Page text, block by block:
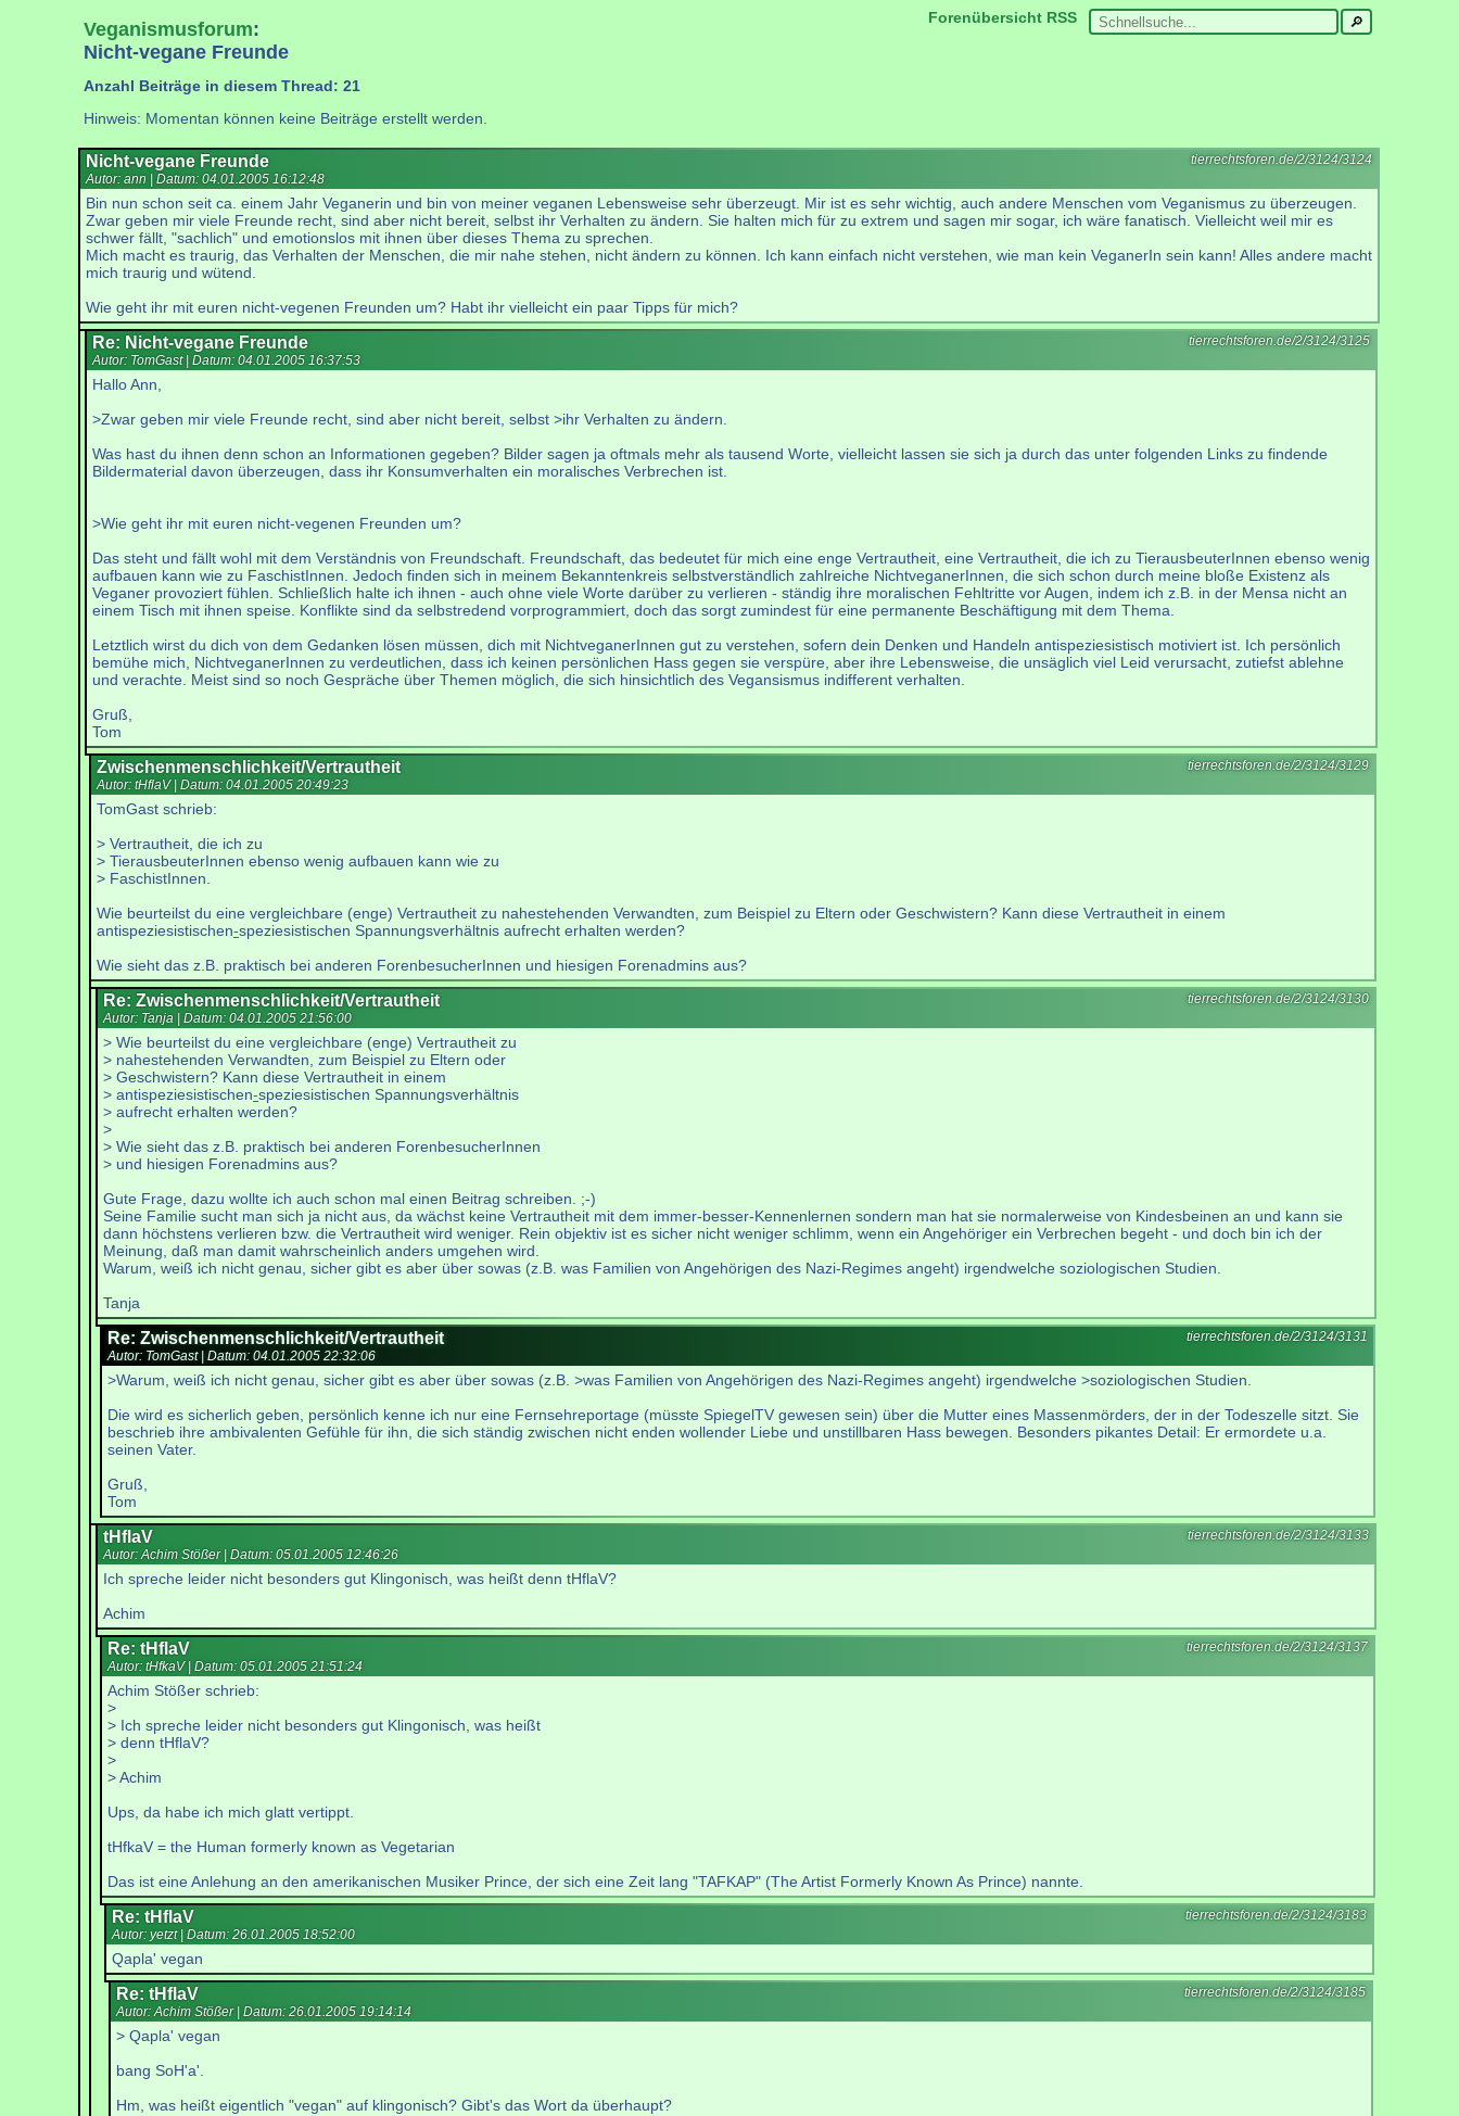
Forenübersicht RSS
Veganismusforum:
Nicht-vegane Freunde
Anzahl Beiträge in diesem Thread: 21
Hinweis: Momentan können keine Beiträge erstellt werden.
tierrechtsforen.de/2/3124/3124
Nicht-vegane Freunde
Autor: ann | Datum: 04.01.2005 16:12:48
Bin nun schon seit ca. einem Jahr Veganerin und bin von meiner veganen Lebensweise sehr überzeugt. Mir ist es sehr wichtig, auch andere Menschen vom Veganismus zu überzeugen.
Zwar geben mir viele Freunde recht, sind aber nicht bereit, selbst ihr Verhalten zu ändern. Sie halten mich für zu extrem und sagen mir sogar, ich wäre fanatisch. Vielleicht weil mir es
schwer fällt, "sachlich" und emotionslos mit ihnen über dieses Thema zu sprechen.
Mich macht es traurig, das Verhalten der Menschen, die mir nahe stehen, nicht ändern zu können. Ich kann einfach nicht verstehen, wie man kein VeganerIn sein kann! Alles andere macht
mich traurig und wütend.
Wie geht ihr mit euren nicht-vegenen Freunden um? Habt ihr vielleicht ein paar Tipps für mich?
tierrechtsforen.de/2/3124/3125
Re: Nicht-vegane Freunde
Autor: TomGast | Datum: 04.01.2005 16:37:53
Hallo Ann,
>Zwar geben mir viele Freunde recht, sind aber nicht bereit, selbst >ihr Verhalten zu ändern.
Was hast du ihnen denn schon an Informationen gegeben? Bilder sagen ja oftmals mehr als tausend Worte, vielleicht lassen sie sich ja durch das unter folgenden Links zu findende
Bildermaterial davon überzeugen, dass ihr Konsumverhalten ein moralisches Verbrechen ist.
>Wie geht ihr mit euren nicht-vegenen Freunden um?
Das steht und fällt wohl mit dem Verständnis von Freundschaft. Freundschaft, das bedeutet für mich eine enge Vertrautheit, eine Vertrautheit, die ich zu TierausbeuterInnen ebenso wenig
aufbauen kann wie zu FaschistInnen. Jedoch finden sich in meinem Bekanntenkreis selbstverständlich zahlreiche NichtveganerInnen, die sich schon durch meine bloße Existenz als
Veganer provoziert fühlen. Schließlich halte ich ihnen - auch ohne viele Worte darüber zu verlieren - ständig ihre moralischen Fehltritte vor Augen, indem ich z.B. in der Mensa nicht an
einem Tisch mit ihnen speise. Konflikte sind da selbstredend vorprogrammiert, doch das sorgt zumindest für eine permanente Beschäftigung mit dem Thema.
Letztlich wirst du dich von dem Gedanken lösen müssen, dich mit NichtveganerInnen gut zu verstehen, sofern dein Denken und Handeln antispeziesistisch motiviert ist. Ich persönlich
bemühe mich, NichtveganerInnen zu verdeutlichen, dass ich keinen persönlichen Hass gegen sie verspüre, aber ihre Lebensweise, die unsäglich viel Leid verursacht, zutiefst ablehne
und verachte. Meist sind so noch Gespräche über Themen möglich, die sich hinsichtlich des Vegansismus indifferent verhalten.
Gruß,
Tom
tierrechtsforen.de/2/3124/3129
Zwischenmenschlichkeit/Vertrautheit
Autor: tHflaV | Datum: 04.01.2005 20:49:23
TomGast schrieb:
> Vertrautheit, die ich zu
> TierausbeuterInnen ebenso wenig aufbauen kann wie zu
> FaschistInnen.
Wie beurteilst du eine vergleichbare (enge) Vertrautheit zu nahestehenden Verwandten, zum Beispiel zu Eltern oder Geschwistern? Kann diese Vertrautheit in einem
antispeziesistischen-speziesistischen Spannungsverhältnis aufrecht erhalten werden?
Wie sieht das z.B. praktisch bei anderen ForenbesucherInnen und hiesigen Forenadmins aus?
tierrechtsforen.de/2/3124/3130
Re: Zwischenmenschlichkeit/Vertrautheit
Autor: Tanja | Datum: 04.01.2005 21:56:00
> Wie beurteilst du eine vergleichbare (enge) Vertrautheit zu
> nahestehenden Verwandten, zum Beispiel zu Eltern oder
> Geschwistern? Kann diese Vertrautheit in einem
> antispeziesistischen-speziesistischen Spannungsverhältnis
> aufrecht erhalten werden?
>
> Wie sieht das z.B. praktisch bei anderen ForenbesucherInnen
> und hiesigen Forenadmins aus?
Gute Frage, dazu wollte ich auch schon mal einen Beitrag schreiben. ;-)
Seine Familie sucht man sich ja nicht aus, da wächst keine Vertrautheit mit dem immer-besser-Kennenlernen sondern man hat sie normalerweise von Kindesbeinen an und kann sie
dann höchstens verlieren bzw. die Vertrautheit wird weniger. Rein objektiv ist es sicher nicht weniger schlimm, wenn ein Angehöriger ein Verbrechen begeht - und doch bin ich der
Meinung, daß man damit wahrscheinlich anders umgehen wird.
Warum, weiß ich nicht genau, sicher gibt es aber über sowas (z.B. was Familien von Angehörigen des Nazi-Regimes angeht) irgendwelche soziologischen Studien.
Tanja
tierrechtsforen.de/2/3124/3131
Re: Zwischenmenschlichkeit/Vertrautheit
Autor: TomGast | Datum: 04.01.2005 22:32:06
>Warum, weiß ich nicht genau, sicher gibt es aber über sowas (z.B. >was Familien von Angehörigen des Nazi-Regimes angeht) irgendwelche >soziologischen Studien.
Die wird es sicherlich geben, persönlich kenne ich nur eine Fernsehreportage (müsste SpiegelTV gewesen sein) über die Mutter eines Massenmörders, der in der Todeszelle sitzt. Sie
beschrieb ihre ambivalenten Gefühle für ihn, die sich ständig zwischen nicht enden wollender Liebe und unstillbaren Hass bewegen. Besonders pikantes Detail: Er ermordete u.a.
seinen Vater.
Gruß,
Tom
tierrechtsforen.de/2/3124/3133
tHflaV
Autor: Achim Stößer | Datum: 05.01.2005 12:46:26
Ich spreche leider nicht besonders gut Klingonisch, was heißt denn tHflaV?
Achim
tierrechtsforen.de/2/3124/3137
Re: tHflaV
Autor: tHfkaV | Datum: 05.01.2005 21:51:24
Achim Stößer schrieb:
>
> Ich spreche leider nicht besonders gut Klingonisch, was heißt
> denn tHflaV?
>
> Achim
Ups, da habe ich mich glatt vertippt.
tHfkaV = the Human formerly known as Vegetarian
Das ist eine Anlehung an den amerikanischen Musiker Prince, der sich eine Zeit lang "TAFKAP" (The Artist Formerly Known As Prince) nannte.
tierrechtsforen.de/2/3124/3183
Re: tHflaV
Autor: yetzt | Datum: 26.01.2005 18:52:00
Qapla' vegan
tierrechtsforen.de/2/3124/3185
Re: tHflaV
Autor: Achim Stößer | Datum: 26.01.2005 19:14:14
> Qapla' vegan
bang SoH'a'.
Hm, was heißt eigentlich "vegan" auf klingonisch? Gibt's das Wort da überhaupt?